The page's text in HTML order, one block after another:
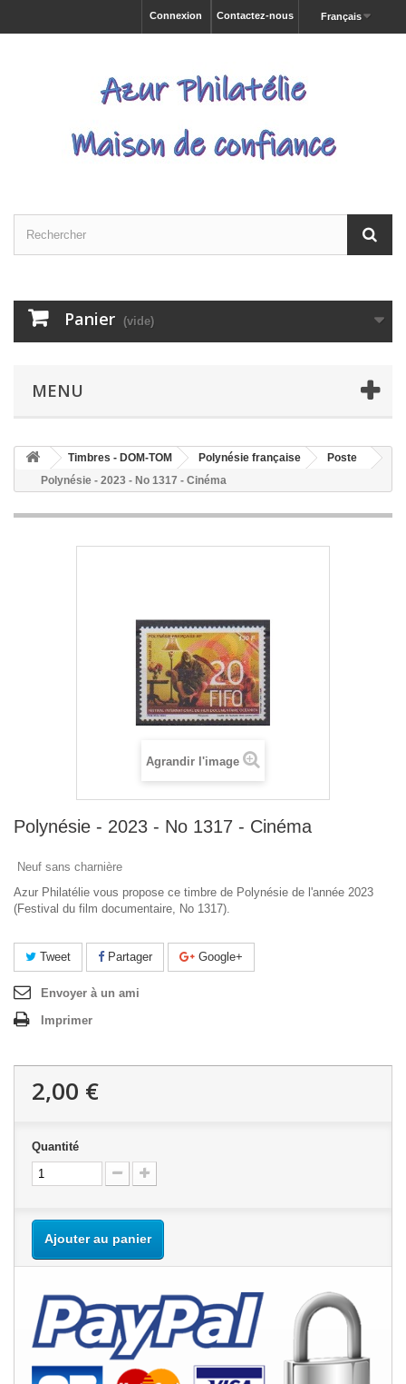
Français
Contactez-nous
Connexion
Panier (vide)
MENU
Timbres - DOM-TOM Polynésie française
Poste
Polynésie - 2023 - No 1317 - Cinéma
Agrandir l'image
Polynésie - 2023 - No 1317 - Cinéma
Neuf sans charnière
Azur Philatélie vous propose ce timbre de Polynésie de l'année 2023
(Festival du film documentaire, No 1317).
Tweet Partager Google+
Envoyer à un ami
Imprimer
2,00 €
Quantité
Ajouter au panier